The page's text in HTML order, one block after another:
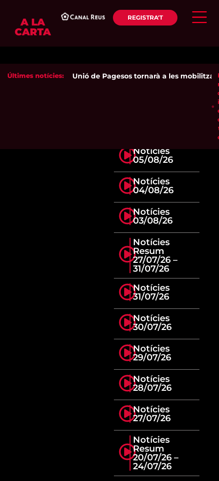
A LA
CARTA
REGISTRA'T
Últimes notícies: Unió de Pagesos tornarà a les
Notícies
05/08/26
Notícies
04/08/26
Notícies
03/08/26
Notícies
Resum
27/07/26 –
31/07/26
Notícies
31/07/26
Notícies
30/07/26
Notícies
29/07/26
Notícies
28/07/26
Notícies
27/07/26
Notícies
Resum
20/07/26 –
24/07/26